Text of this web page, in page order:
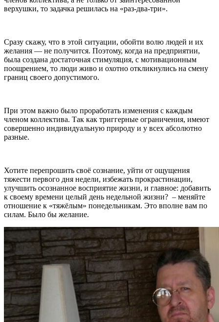
верхушки, то задачка решилась на «раз-два-три».
Сразу скажу, что в этой ситуации, обойти волю людей и их
желания — не получится. Поэтому, когда на предприятии,
была создана достаточная стимуляция, с мотивационным
поощрением, то люди живо и охотно откликнулись на смену
границ своего допустимого.
При этом важно было проработать изменения с каждым
членом коллектива. Так как триггерные ограничения, имеют
совершенно индивидуальную природу и у всех абсолютно
разные.
Хотите перепрошить своё сознание, уйти от ощущения
тяжести первого дня недели, избежать прокрастинации,
улучшить осознанное восприятие жизни, и главное: добавить
к своему времени целый день недельной жизни? – меняйте
отношение к «тяжёлым» понедельникам. Это вполне вам по
силам. Было бы желание.